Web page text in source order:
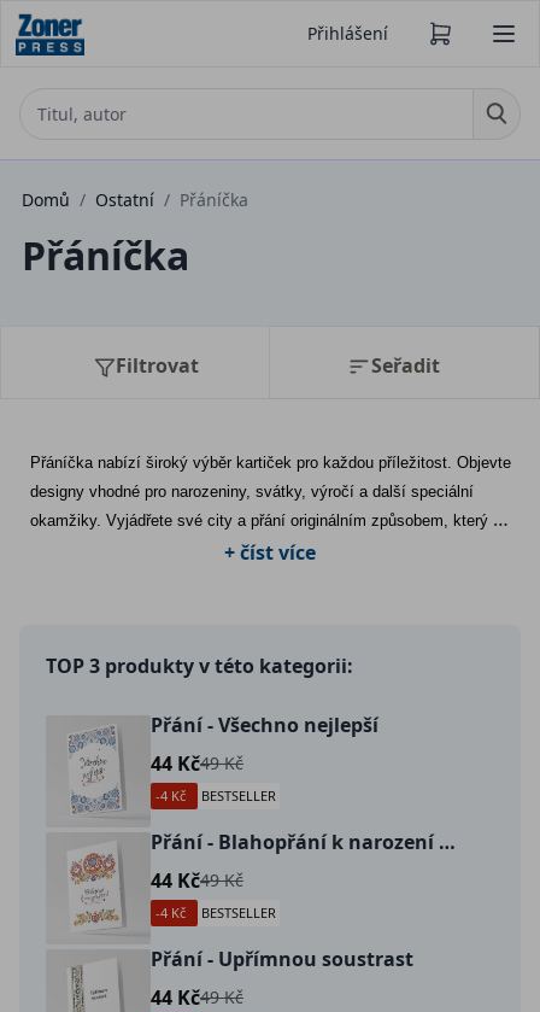
Přihlášení
Domů / Ostatní / Přáníčka
Přáníčka
Filtrovat Seřadit
Přáníčka nabízí široký výběr kartiček pro každou příležitost. Objevte
designy vhodné pro narozeniny, svátky, výročí a další speciální
okamžiky. Vyjádřete své city a přání originálním způsobem, který
potěší vaše blízké a přátelé.+ číst více
TOP 3 produkty v této kategorii:
Přání - Všechno nejlepší
44 Kč49 Kč
-4 Kč BESTSELLER
Přání - Blahopřání k narození dítěte
44 Kč49 Kč
-4 Kč BESTSELLER
Přání - Upřímnou soustrast
44 Kč49 Kč